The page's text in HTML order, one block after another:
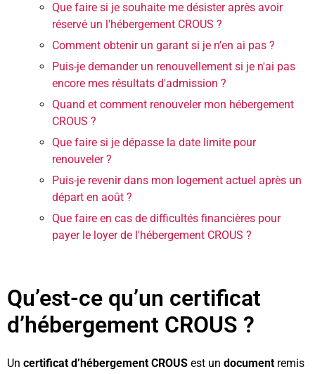
Que faire si je souhaite me désister après avoir
réservé un l'hébergement CROUS ?
Comment obtenir un garant si je n’en ai pas ?
Puis-je demander un renouvellement si je n'ai pas
encore mes résultats d'admission ?
Quand et comment renouveler mon hébergement
CROUS ?
Que faire si je dépasse la date limite pour
renouveler ?
Puis-je revenir dans mon logement actuel après un
départ en août ?
Que faire en cas de difficultés financières pour
payer le loyer de l'hébergement CROUS ?
Qu’est-ce qu’un certificat
d’hébergement CROUS ?
Un certificat d’hébergement CROUS est un document remis